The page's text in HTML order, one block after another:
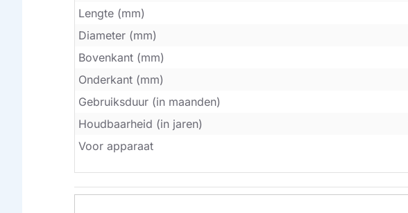
Lengte (mm)
Diameter (mm)
Bovenkant (mm)
Onderkant (mm)
Gebruiksduur (in maanden)
Houdbaarheid (in jaren)
Voor apparaat